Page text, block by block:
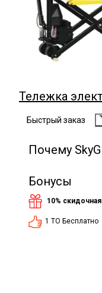
Тележка
Быстрый заказ
Почему SkyG
Бонусы
10% скидочная
1 ТО Бесплатно